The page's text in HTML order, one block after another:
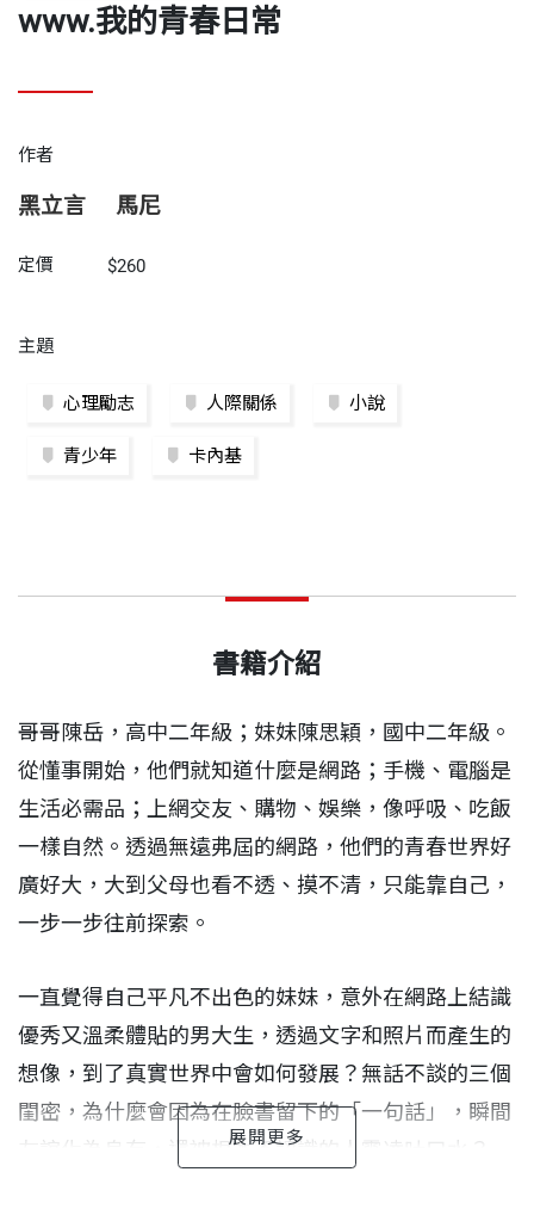
www.我的青春日常
作者
黑立言 馬尼
定價 $260
主題
心理勵志 人際關係 小說
青少年 卡內基
書籍介紹
哥哥陳岳，高中二年級；妹妹陳思穎，國中二年級。
從懂事開始，他們就知道什麼是網路；手機、電腦是
生活必需品；上網交友、購物、娛樂，像呼吸、吃飯
一樣自然。透過無遠弗屆的網路，他們的青春世界好
廣好大，大到父母也看不透、摸不清，只能靠自己，
一步一步往前探索。
一直覺得自己平凡不出色的妹妹，意外在網路上結識
優秀又溫柔體貼的男大生，透過文字和照片而產生的
想像，到了真實世界中會如何發展？無話不談的三個
閨密，為什麼會因為在臉書留下的「一句話」，瞬間
友誼化為烏有，還被根本不認識的人霸凌吐口水？